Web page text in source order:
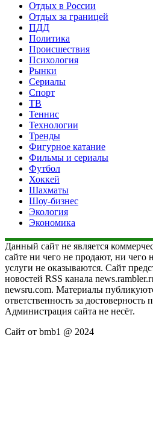
Отдых в России
Отдых за границей
ПДД
Политика
Происшествия
Психология
Рынки
Сериалы
Спорт
ТВ
Теннис
Технологии
Тренды
Фигурное катание
Фильмы и сериалы
Футбол
Хоккей
Шахматы
Шоу-бизнес
Экология
Экономика
Данный сайт не является
сайте ни чего не продают, ни чего
услуги не оказываются. Сайт
новостей RSS канала
newsru.com. Материалы
ответственность за
Администрация сайта не несёт.
Сайт от bmb1 @ 2024